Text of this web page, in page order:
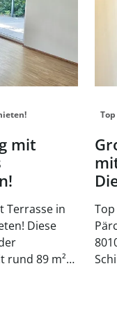
mit
Terrasse in
rund 89 m²
8010 Graz In